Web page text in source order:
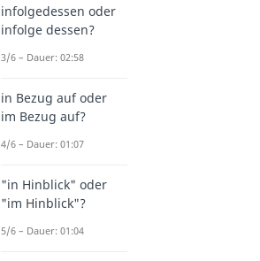
infolgedessen oder
infolge dessen?
3/6 – Dauer: 02:58
in Bezug auf oder
im Bezug auf?
4/6 – Dauer: 01:07
"in Hinblick" oder
"im Hinblick"?
5/6 – Dauer: 01:04